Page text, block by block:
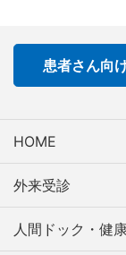
患者さん向
HOME
外来受診
人間ドック・健